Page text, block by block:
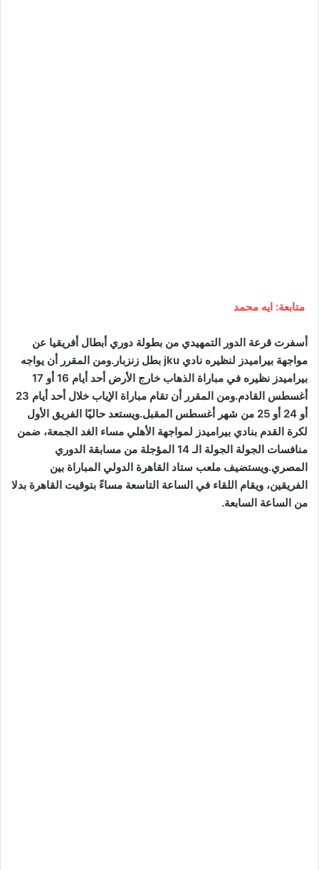
متابعة: ايه محمد
أسفرت قرعة الدور التمهيدي من بطولة دوري أبطال أفريقيا عن
مواجهة بيراميدز لنظيره نادي jku بطل زنزبار.ومن المقرر أن يواجه
بيراميدز نظيره في مباراة الذهاب خارج الأرض أحد أيام 16 أو 17
أغسطس القادم.ومن المقرر أن تقام مباراة الإياب خلال أحد أيام 23
أو 24 أو 25 من شهر أغسطس المقبل.ويستعد حاليًا الفريق الأول
لكرة القدم بنادي بيراميدز لمواجهة الأهلي مساء الغد الجمعة، ضمن
منافسات الجولة الجولة الـ 14 المؤجلة من مسابقة الدوري
المصري.ويستضيف ملعب ستاد القاهرة الدولي المباراة بين
الفريقين، ويقام اللقاء في الساعة التاسعة مساءً بتوقيت القاهرة بدلا
من الساعة السابعة.